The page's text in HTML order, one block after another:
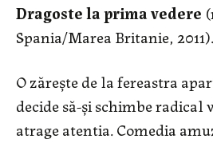
Dragoste la prima vedere
Spania/Marea Britanie,
O zăreşte de la fereastra
decide să-și schimbe radical
atrage atentia. Comedia